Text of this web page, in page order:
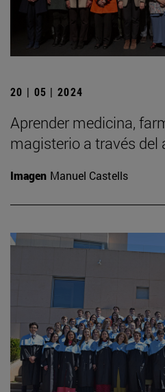
20 | 05 | 2024
Aprender medicina,
magisterio a través del
Imagen Manuel Castells